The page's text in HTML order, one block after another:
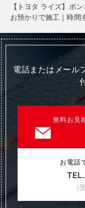
【トヨタ ライズ】ボ
お預かりで施工｜時間
電話またはメール
無料お見
お電話
TEL.